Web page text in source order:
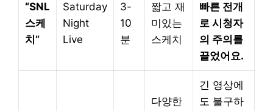
“SNL
스케
치”
Saturday
Night
Live
3-
10
분
짧고 재
미있는
스케치
빠른 전개
로 시청자
의 주의를
끌었어요.
다양한
긴 영상에
도 불구하